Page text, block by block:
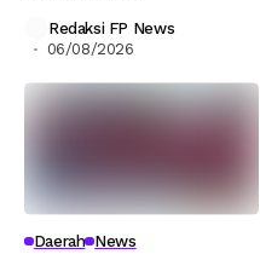
Redaksi FP News
06/08/2026
Daerah News